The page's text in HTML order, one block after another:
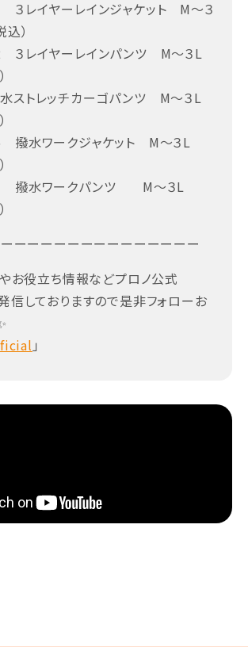
レイヤーレインジャケット M～３
）
レイヤーレインパンツ M～３L
ストレッチカーゴパンツ M～３L
水ワークジャケット M～３L
撥水ワークパンツ M～３L
ーーーーーーーーーーーーーー
お役立ち情報などプロノ公式
しておりますので是非フォローお
」